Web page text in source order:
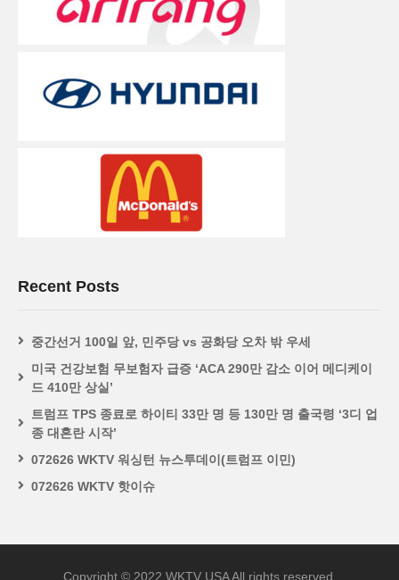
Recent Posts
중간선거 100일 앞, 민주당 vs 공화당 오차 밖 우세
미국 건강보험 무보험자 급증 ‘ACA 290만 감소 이어 메디케이
드 410만 상실’
트럼프 TPS 종료로 하이티 33만 명 등 130만 명 출국령 ‘3디 업
종 대혼란 시작’
072626 WKTV 워싱턴 뉴스투데이(트럼프 이민)
072626 WKTV 핫이슈
Copyright © 2022 WKTV USA All rights reserved.